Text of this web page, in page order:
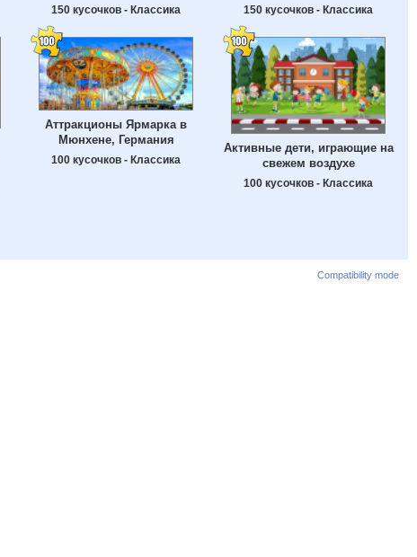
150 кусочков - Классика 150 кусочков - Классика
Аттракционы Ярмарка в
Мюнхене, Германия
100 кусочков - Классика
Активные дети, играющие на
свежем воздухе
100 кусочков - Классика
Compatibility mode